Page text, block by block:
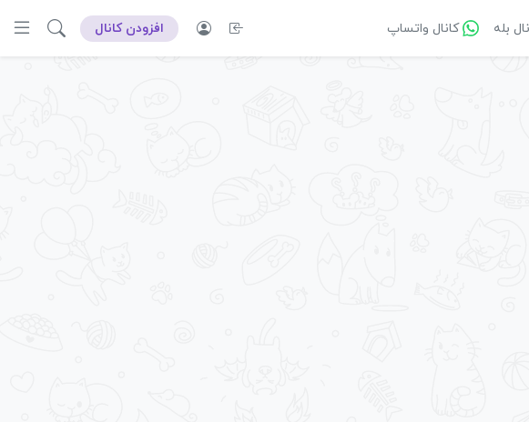
بله کانال واتساپ افزودن کانال